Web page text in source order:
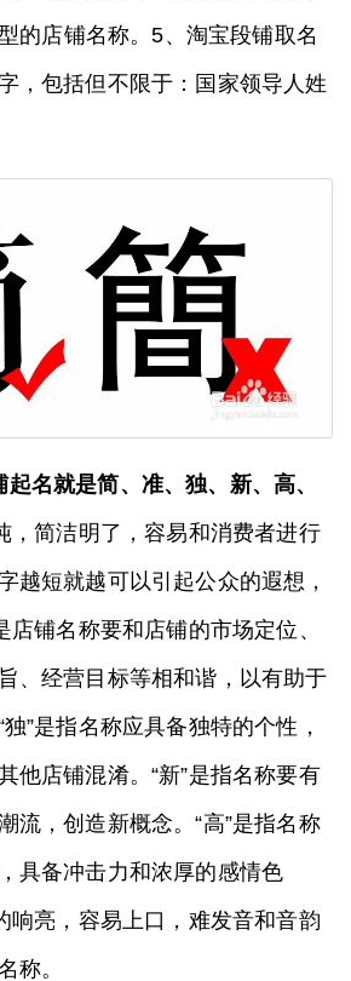
的店铺名称。5、淘宝段铺取名
，包括但不限于：国家领导人姓
名就是简、准、独、新、高、
，简洁明了，容易和消费者进行
越短就越可以引起公众的遐想，
店铺名称要和店铺的市场定位、
、经营目标等相和谐，以有助于
”是指名称应具备独特的个性，
他店铺混淆。“新”是指名称要有
流，创造新概念。“高”是指名称
具备冲击力和浓厚的感情色
响亮，容易上口，难发音和音韵
称。